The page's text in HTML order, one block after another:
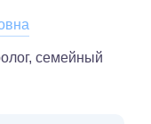
семейный